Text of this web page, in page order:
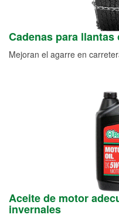
Cadenas para
Mejoran el agarre en
Aceite de motor
invernales